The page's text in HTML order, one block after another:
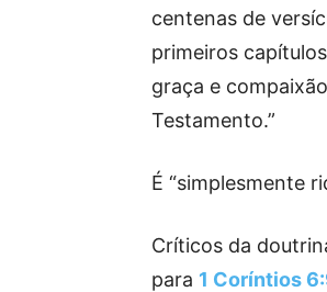
centenas de
primeiros
graça e
Testamento.”
É “simplesmente
Críticos da
para 1 Coríntios